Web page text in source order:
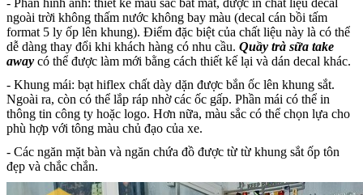
- Phần hình ảnh: thiết kế màu sắc bắt mắt, được in chất liệu decal
ngoài trời không thấm nước không bay màu (decal cán bồi tấm
format 5 ly ốp lên khung). Điểm đặc biệt của chất liệu này là có thể
dễ dàng thay đổi khi khách hàng có nhu cầu. Quầy trà sữa take
away có thể được làm mới bằng cách thiết kế lại và dán decal khác.
- Khung mái: bạt hiflex chất dày dặn được bắn ốc lên khung sắt.
Ngoài ra, còn có thể lắp ráp nhờ các ốc gấp. Phần mái có thể in
thông tin công ty hoặc logo. Hơn nữa, màu sắc có thể chọn lựa cho
phù hợp với tông màu chủ đạo của xe.
- Các ngăn mặt bàn và ngăn chứa đồ được từ từ khung sắt ốp tôn
đẹp và chắc chắn.